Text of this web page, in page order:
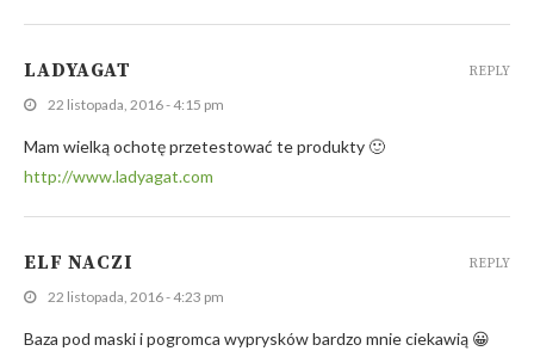
LADYAGAT
22 listopada, 2016 - 4:15 pm
Mam wielką ochotę przetestować te produkty 🙂
http://www.ladyagat.com
REPLY
ELF NACZI
22 listopada, 2016 - 4:23 pm
Baza pod maski i pogromca wyprysków bardzo mnie ciekawią 😀
REPLY